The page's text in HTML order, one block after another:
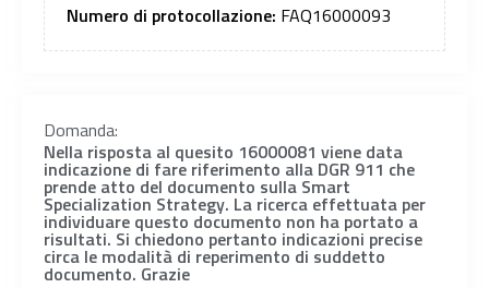
Numero di protocollazione: FAQ16000093
Domanda:
Nella risposta al quesito 16000081 viene data
indicazione di fare riferimento alla DGR 911 che
prende atto del documento sulla Smart
Specialization Strategy. La ricerca effettuata per
individuare questo documento non ha portato a
risultati. Si chiedono pertanto indicazioni precise
circa le modalità di reperimento di suddetto
documento. Grazie